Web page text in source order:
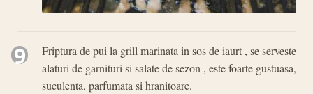
9
Friptura de pui la grill marinata in sos de iaurt , se serveste
alaturi de garnituri si salate de sezon , este foarte gustuasa,
suculenta, parfumata si hranitoare.